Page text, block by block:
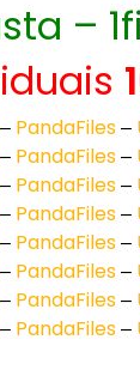
–
– PandaFiles –
– PandaFiles –
– PandaFiles –
– PandaFiles –
– PandaFiles –
– PandaFiles –
– PandaFiles –
– PandaFiles –